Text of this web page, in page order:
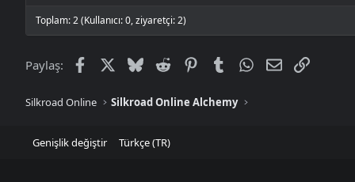
Toplam: 2 (Kullanıcı: 0, ziyaretçi: 2)
Paylaş: Facebook BlueskyReddit PinterestTumblr WhatsApp
E-postaLink
Silkroad Online Silkroad Online Alchemy
Genişlik değiştir Türkçe (TR)